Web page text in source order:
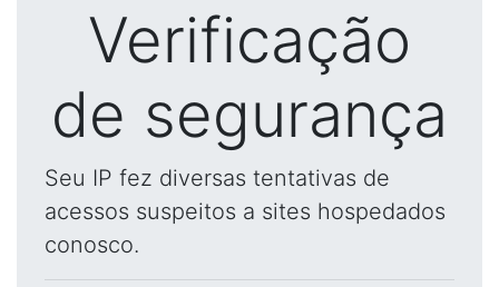
Verificação
de segurança
Seu IP fez diversas tentativas de
acessos suspeitos a sites hospedados
conosco.